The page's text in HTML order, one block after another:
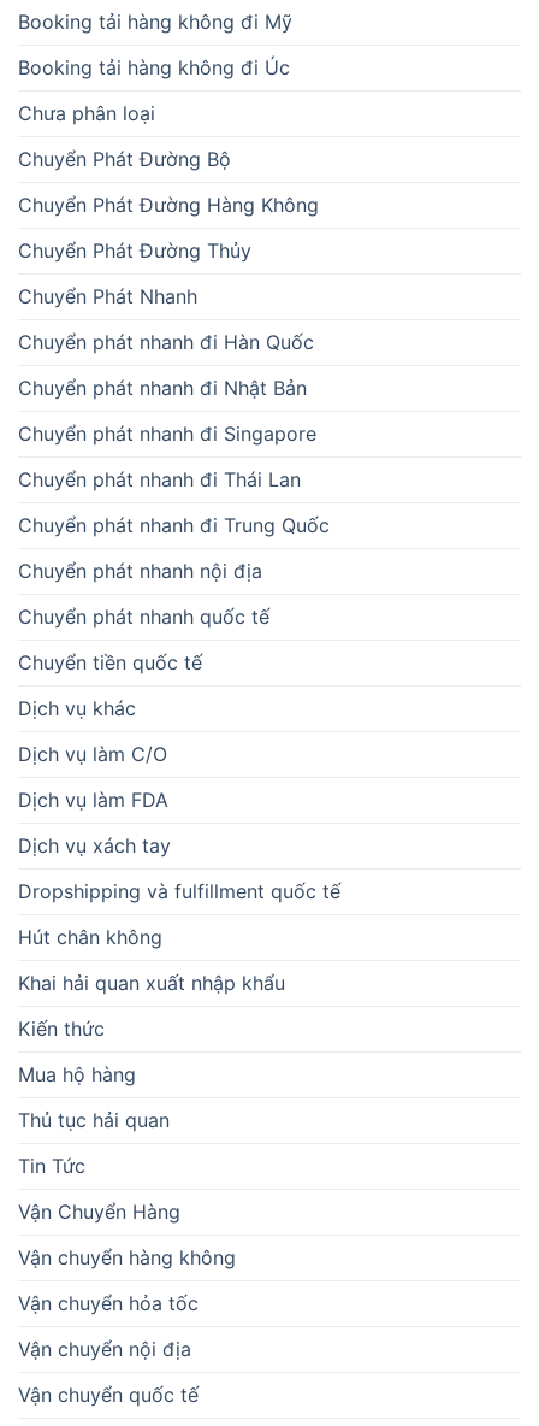
Booking tải hàng không đi Mỹ
Booking tải hàng không đi Úc
Chưa phân loại
Chuyển Phát Đường Bộ
Chuyển Phát Đường Hàng Không
Chuyển Phát Đường Thủy
Chuyển Phát Nhanh
Chuyển phát nhanh đi Hàn Quốc
Chuyển phát nhanh đi Nhật Bản
Chuyển phát nhanh đi Singapore
Chuyển phát nhanh đi Thái Lan
Chuyển phát nhanh đi Trung Quốc
Chuyển phát nhanh nội địa
Chuyển phát nhanh quốc tế
Chuyển tiền quốc tế
Dịch vụ khác
Dịch vụ làm C/O
Dịch vụ làm FDA
Dịch vụ xách tay
Dropshipping và fulfillment quốc tế
Hút chân không
Khai hải quan xuất nhập khẩu
Kiến thức
Mua hộ hàng
Thủ tục hải quan
Tin Tức
Vận Chuyển Hàng
Vận chuyển hàng không
Vận chuyển hỏa tốc
Vận chuyển nội địa
Vận chuyển quốc tế